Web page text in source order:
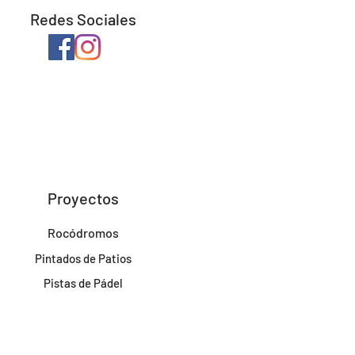
Redes Sociales
Proyectos
Rocódromos
Pintados de Patios
Pistas de Pádel